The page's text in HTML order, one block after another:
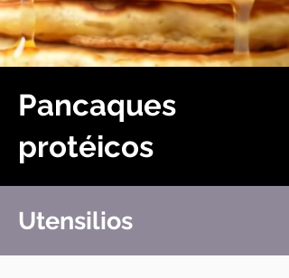
Pancaques
protéicos
Utensilios